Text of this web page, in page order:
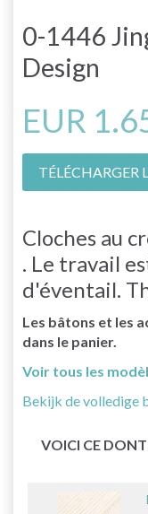
0-1446
Design
EUR
TÉLÉCHARGER
Cloches au
. Le travail
d'éventail.
Les bâtons et les
dans le panier.
Voir tous les
Bekijk de volledige
VOICI CE